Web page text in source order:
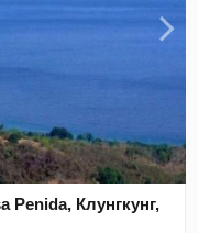
Penida, Клунгкунг,